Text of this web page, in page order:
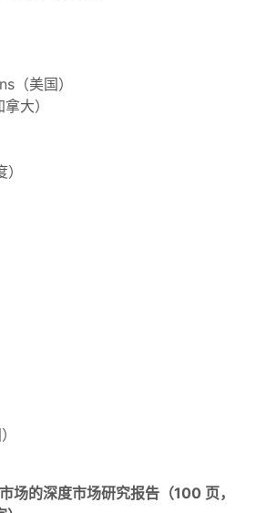
（美国）
大）
场的深度市场研究报告（100 页，